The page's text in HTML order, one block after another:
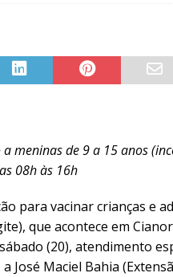
meninas de 9 a 15 anos
08h às 16h
para vacinar crianças e
que acontece em
(20), atendimento
a José Maciel Bahia